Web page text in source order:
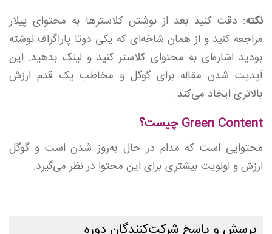
نکته: دقت کنید بعد از نوشتن کلاسترها به محتوای پیلار
مراجعه کنید و از همان شاخه‌ای که یکی دوتا پاراگراف نوشته
بودید اشاره‌ای به محتوای کلاستر کنید و لینک بدهید. این
آپدیت شدن مقاله برای گوگل و مخاطب یک قدم ارزش
بالاتری ایجاد می‌کند.
Green Content چیست؟
محتوایی است که مدام در حال به‌روز شدن است و گوگل
ارزش و اولویت بیشتری برای این محتوا در نظر می‌گیرد.